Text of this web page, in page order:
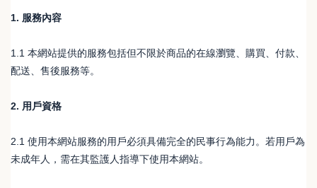
1. 服務內容
1.1 本網站提供的服務包括但不限於商品的在線瀏覽、購買、付款、
配送、售後服務等。
2. 用戶資格
2.1 使用本網站服務的用戶必須具備完全的民事行為能力。若用戶為
未成年人，需在其監護人指導下使用本網站。